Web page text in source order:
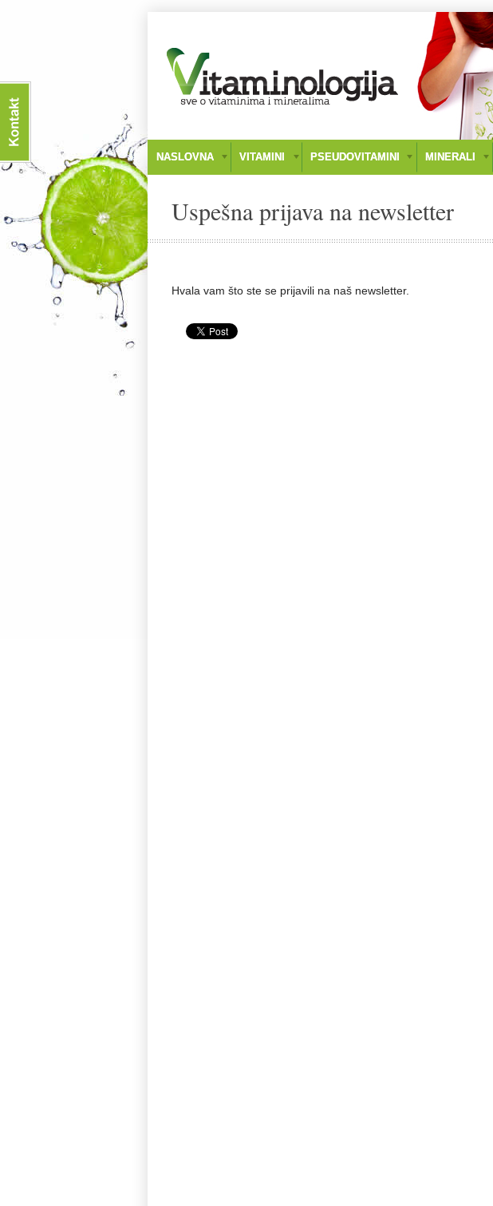
NASLOVNA VITAMINI PSEUDOVITAMINI MINERALI
Uspešna prijava na newsletter
Hvala vam što ste se prijavili na naš newsletter.